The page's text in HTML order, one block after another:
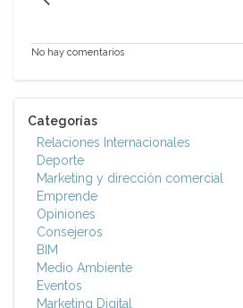
No hay comentarios
Categorías
Relaciones Internacionales
Deporte
Marketing y dirección comercial
Emprende
Opiniones
Consejeros
BIM
Medio Ambiente
Eventos
Marketing Digital